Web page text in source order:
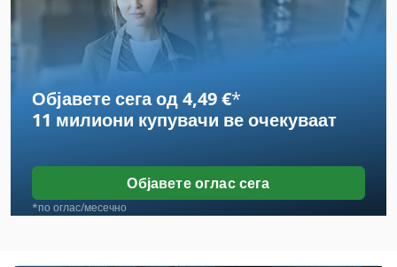
Schickert
Sudhaus
Wiesheu
Агитатор
Објавете сега од 4,49 €*
11 милиони купувачи ве очекуваат
Објавете оглас сега
*по оглас/месечно